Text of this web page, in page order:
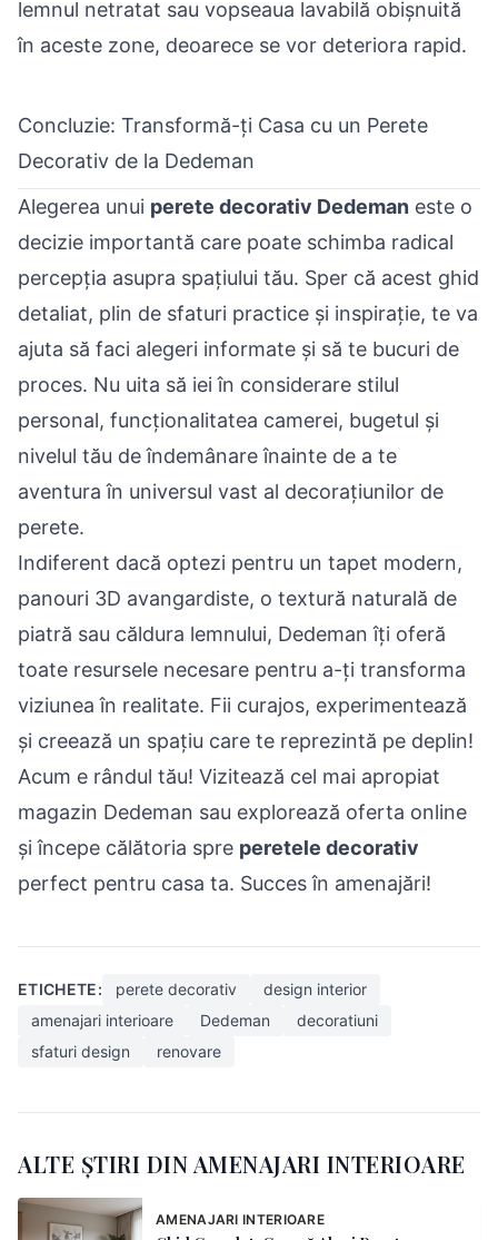
lemnul netratat sau vopseaua lavabilă obișnuită
în aceste zone, deoarece se vor deteriora rapid.
Concluzie: Transformă-ți Casa cu un Perete
Decorativ de la Dedeman
Alegerea unui perete decorativ Dedeman este o
decizie importantă care poate schimba radical
percepția asupra spațiului tău. Sper că acest ghid
detaliat, plin de sfaturi practice și inspirație, te va
ajuta să faci alegeri informate și să te bucuri de
proces. Nu uita să iei în considerare stilul
personal, funcționalitatea camerei, bugetul și
nivelul tău de îndemânare înainte de a te
aventura în universul vast al decorațiunilor de
perete.
Indiferent dacă optezi pentru un tapet modern,
panouri 3D avangardiste, o textură naturală de
piatră sau căldura lemnului, Dedeman îți oferă
toate resursele necesare pentru a-ți transforma
viziunea în realitate. Fii curajos, experimentează
și creează un spațiu care te reprezintă pe deplin!
Acum e rândul tău! Vizitează cel mai apropiat
magazin Dedeman sau explorează oferta online
și începe călătoria spre peretele decorativ
perfect pentru casa ta. Succes în amenajări!
ETICHETE: perete decorativ
design interior
amenajari interioare
Dedeman
decoratiuni
sfaturi design
renovare
ALTE ȘTIRI DIN AMENAJARI INTERIOARE
AMENAJARI INTERIOARE